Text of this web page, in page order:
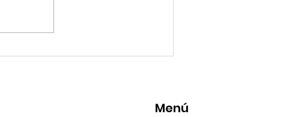
ViveMásViajandoByFraveo
Menú